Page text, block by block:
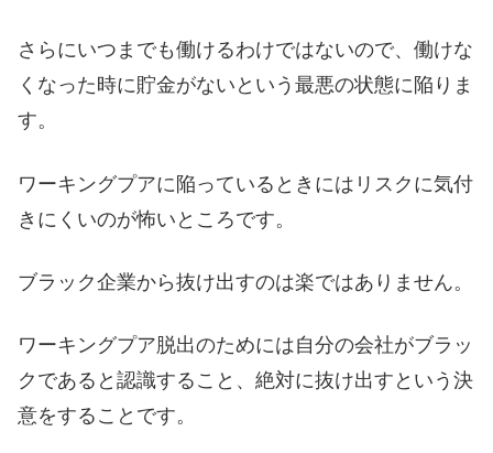
さらにいつまでも働けるわけではないので、働けな
くなった時に貯金がないという最悪の状態に陥りま
す。
ワーキングプアに陥っているときにはリスクに気付
きにくいのが怖いところです。
ブラック企業から抜け出すのは楽ではありません。
ワーキングプア脱出のためには自分の会社がブラッ
クであると認識すること、絶対に抜け出すという決
意をすることです。